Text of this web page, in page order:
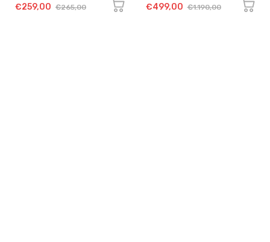
€259,00 €265,00 €499,00 €1.190,00